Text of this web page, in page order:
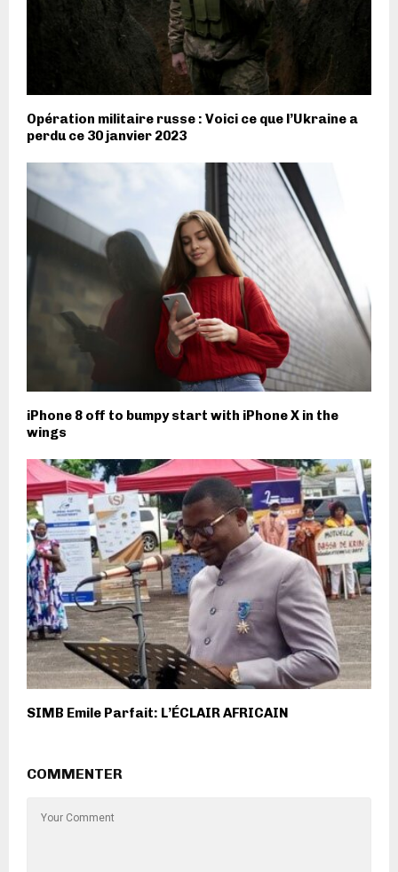
Opération militaire russe : Voici ce que l’Ukraine a
perdu ce 30 janvier 2023
iPhone 8 off to bumpy start with iPhone X in the
wings
SIMB Emile Parfait: L’ÉCLAIR AFRICAIN
COMMENTER